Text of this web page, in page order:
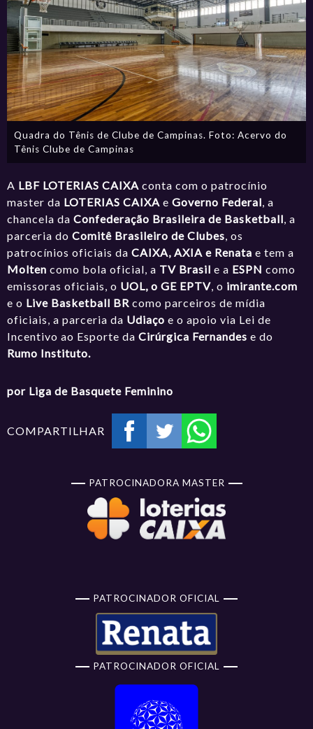
Quadra do Tênis de Clube de Campinas. Foto: Acervo do
Tênis Clube de Campinas
A LBF LOTERIAS CAIXAconta com o patrocínio
master da LOTERIAS CAIXA eGoverno Federal, a
chancela daConfederação Brasileira de Basketball, a
parceria do Comitê Brasileiro de Clubes, os
patrocínios oficiais daCAIXA, AXIA e Renata e tem a
Molten como bola oficial, a TV Brasil e a ESPNcomo
emissoras oficiais, o UOL, o GE EPTV, o imirante.com
e o Live Basketball BR como parceiros de mídia
oficiais, a parceria da Udiaço e o apoio via Lei de
Incentivo ao Esporte daCirúrgica Fernandese do
Rumo Instituto.
por Liga de Basquete Feminino
COMPARTILHAR
PATROCINADORA MASTER
PATROCINADOR OFICIAL
PATROCINADOR OFICIAL